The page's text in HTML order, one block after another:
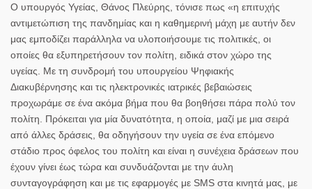
Ο υπουργός Υγείας, Θάνος Πλεύρης, τόνισε πως «η επιτυχής
αντιμετώπιση της πανδημίας και η καθημερινή μάχη με αυτήν δεν
μας εμποδίζει παράλληλα να υλοποιήσουμε τις πολιτικές, οι
οποίες θα εξυπηρετήσουν τον πολίτη, ειδικά στον χώρο της
υγείας. Με τη συνδρομή του υπουργείου Ψηφιακής
Διακυβέρνησης και τις ηλεκτρονικές ιατρικές βεβαιώσεις
προχωράμε σε ένα ακόμα βήμα που θα βοηθήσει πάρα πολύ τον
πολίτη. Πρόκειται για μία δυνατότητα, η οποία, μαζί με μια σειρά
από άλλες δράσεις, θα οδηγήσουν την υγεία σε ένα επόμενο
στάδιο προς όφελος του πολίτη και είναι η συνέχεια δράσεων που
έχουν γίνει έως τώρα και συνδυάζονται με την άυλη
συνταγογράφηση και με τις εφαρμογές με SMS στα κινητά μας, με